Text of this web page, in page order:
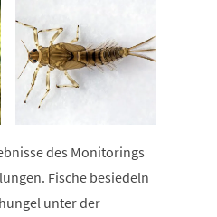
des Monitorings
Fische besiedeln
unter der